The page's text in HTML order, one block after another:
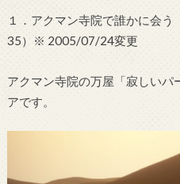
１．アクマン寺院で誰かに会う
35）※ 2005/07/24変更
アクマン寺院の万屋「寂しいパ
アです。